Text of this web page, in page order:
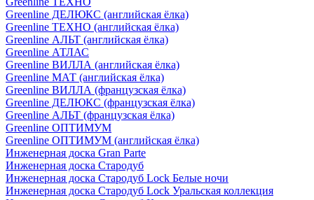
Greenline ДЕЛЮКС (английская ёлка)
Greenline ТЕХНО (английская ёлка)
Greenline АЛЬТ (английская ёлка)
Greenline АТЛАС
Greenline ВИЛЛА (английская ёлка)
Greenline МАТ (английская ёлка)
Greenline ВИЛЛА (французская ёлка)
Greenline ДЕЛЮКС (французская ёлка)
Greenline АЛЬТ (французская ёлка)
Greenline ОПТИМУМ
Greenline ОПТИМУМ (английская ёлка)
Инженерная доска Gran Parte
Инженерная доска Стародуб
Инженерная доска Стародуб Lock Белые ночи
Инженерная доска Стародуб Lock Уральская коллекция